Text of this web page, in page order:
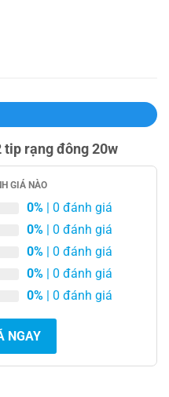
tip rạng đông 20w
GIÁ NÀO
0% | 0 đánh giá
0% | 0 đánh giá
0% | 0 đánh giá
0% | 0 đánh giá
0% | 0 đánh giá
NGAY